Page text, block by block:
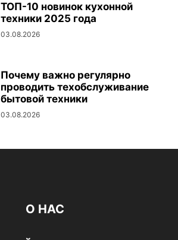
ТОП-10 новинок кухонной
техники 2025 года
03.08.2026
Почему важно регулярно
проводить техобслуживание
бытовой техники
03.08.2026
О НАС